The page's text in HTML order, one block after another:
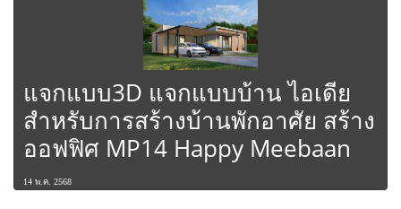
แจกแบบ3D แจกแบบบ้าน ไอเดีย
สำหรับการสร้างบ้านพักอาศัย สร้าง
ออฟฟิศ MP14 Happy Meebaan
14 พ.ค. 2568